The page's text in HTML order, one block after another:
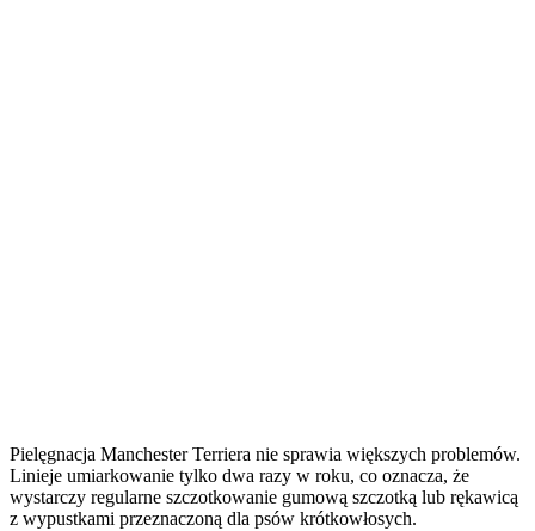
Pielęgnacja Manchester Terriera nie sprawia większych problemów.
Linieje umiarkowanie tylko dwa razy w roku, co oznacza, że
wystarczy regularne szczotkowanie gumową szczotką lub rękawicą
z wypustkami przeznaczoną dla psów krótkowłosych.